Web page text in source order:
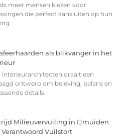
meer mensen kiezen voor
die perfect aansluiten op hun
als blikvanger in het
interieurarchitecten draait een
ontwerp om beleving, balans en
details.
Milieuvervuiling in IJmuiden
Vuilstort